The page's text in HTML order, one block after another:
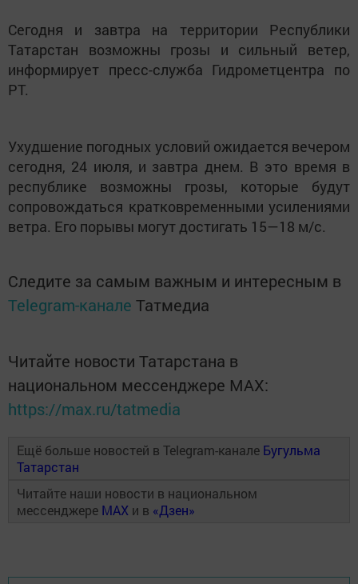
Сегодня и завтра на территории Республики
Татарстан возможны грозы и сильный ветер,
информирует пресс-служба Гидрометцентра по
РТ.
Ухудшение погодных условий ожидается вечером
сегодня, 24 июля, и завтра днем. В это время в
республике возможны грозы, которые будут
сопровождаться кратковременными усилениями
ветра. Его порывы могут достигать 15—18 м/с.
Следите за самым важным и интересным в
Telegram-канале Татмедиа
Читайте новости Татарстана в
национальном мессенджере MАХ:
https://max.ru/tatmedia
Ещё больше новостей в Telegram-канале Бугульма
Татарстан
Читайте наши новости в национальном
мессенджере MAX и в «Дзен»